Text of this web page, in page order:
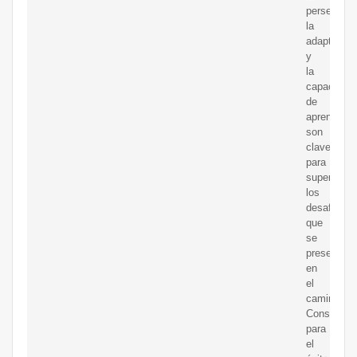
la
adaptación
y
la
capacidad
de
son
claves
para
superar
los
desafíos
que
se
presenten
en
el
camino.
Consejos
para
el